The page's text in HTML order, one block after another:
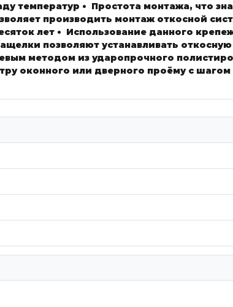
температур • Простота монтажа, что
производить монтаж откосной
лет • Использование данного
позволяют устанавливать
методом из ударопрочного
оконного или дверного проёму с шагом